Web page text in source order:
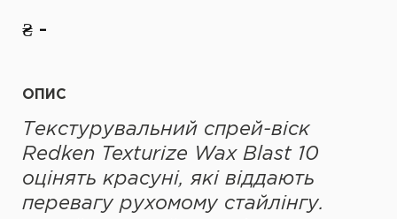
₴ -
ОПИС
Т екстурувальний спрей-віск
Redken Texturize Wax Blast 10
оцінять красуні, які віддають
перевагу рухомому стайлінгу.